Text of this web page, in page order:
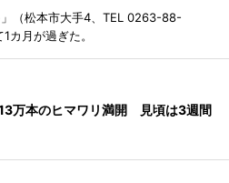
（松本市大手4、TEL 0263-88-
カ月が過ぎた。
万本のヒマワリ満開 見頃は3週間